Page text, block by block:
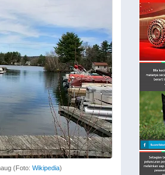
(Foto: Wikipedia)